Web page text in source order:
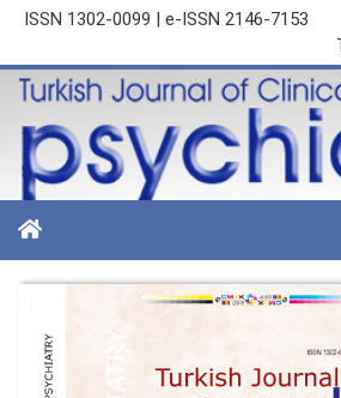
ISSN 1302-0099 | e-ISSN 2146-7153